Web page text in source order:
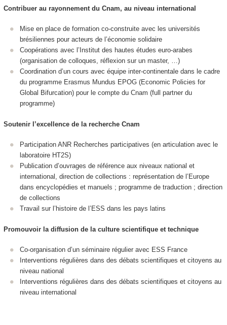
Contribuer au rayonnement du Cnam, au niveau international
Mise en place de formation co-construite avec les universités
brésiliennes pour acteurs de l’économie solidaire
Coopérations avec l’Institut des hautes études euro-arabes
(organisation de colloques, réflexion sur un master, …)
Coordination d’un cours avec équipe inter-continentale dans le cadre
du programme Erasmus Mundus EPOG (Economic Policies for
Global Bifurcation) pour le compte du Cnam (full partner du
programme)
Soutenir l’excellence de la recherche Cnam
Participation ANR Recherches participatives (en articulation avec le
laboratoire HT2S)
Publication d’ouvrages de référence aux niveaux national et
international, direction de collections : représentation de l’Europe
dans encyclopédies et manuels ; programme de traduction ; direction
de collections
Travail sur l’histoire de l’ESS dans les pays latins
Promouvoir la diffusion de la culture scientifique et technique
Co-organisation d’un séminaire régulier avec ESS France
Interventions régulières dans des débats scientifiques et citoyens au
niveau national
Interventions régulières dans des débats scientifiques et citoyens au
niveau international